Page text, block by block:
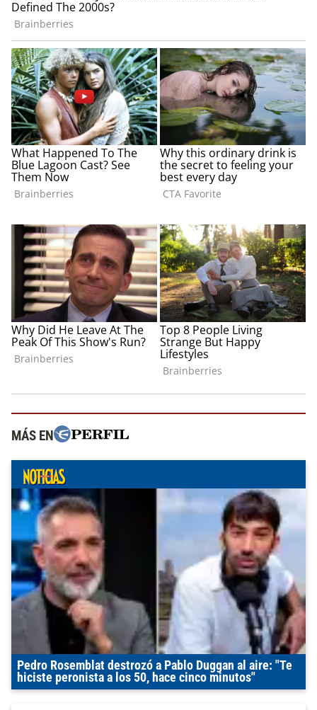
MÁS EN
Pedro Rosemblat destrozó a Pablo Duggan al aire: "Te
hiciste peronista a los 50, hace cinco minutos"